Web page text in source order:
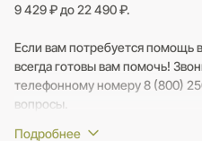
9 429 ₽ до 22 490 ₽.
Если вам потребуется помощь
всегда готовы вам помочь!
телефонному номеру 8 (800)
вопросы.